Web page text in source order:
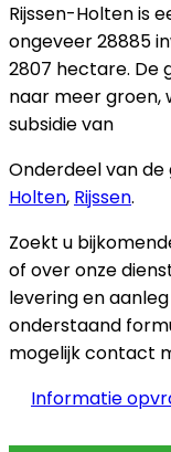
Rijssen-Holten is
ongeveer 28885
2807 hectare. De
naar meer groen,
subsidie van
Onderdeel van de
Holten, Rijssen.
Zoekt u
of over onze
levering en
onderstaand
mogelijk contact
Informatie